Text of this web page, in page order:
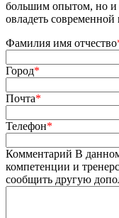
большим опытом, но и
овладеть
Фамилия имя отчество
Город*
Почта*
Телефон*
Комментарий В
компетенции и
сообщить другую